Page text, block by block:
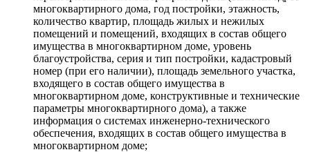
многоквартирного дома, год постройки, этажность,
количество квартир, площадь жилых и нежилых
помещений и помещений, входящих в состав общего
имущества в многоквартирном доме, уровень
благоустройства, серия и тип постройки, кадастровый
номер (при его наличии), площадь земельного участка,
входящего в состав общего имущества в
многоквартирном доме, конструктивные и технические
параметры многоквартирного дома), а также
информация о системах инженерно-технического
обеспечения, входящих в состав общего имущества в
многоквартирном доме;